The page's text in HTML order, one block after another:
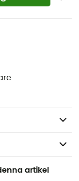
och utan PFC
och
artikel